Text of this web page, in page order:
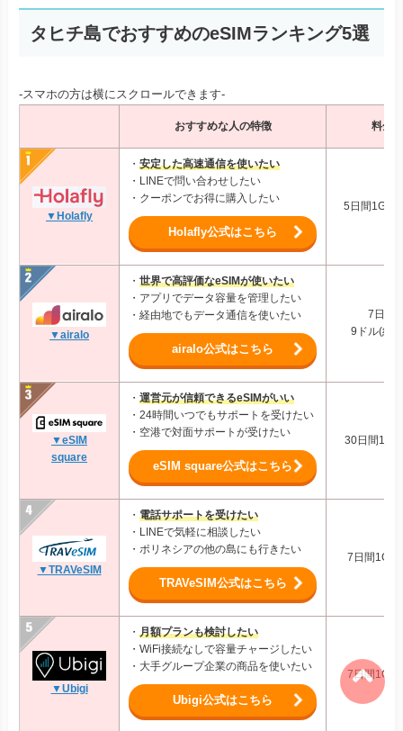
タヒチ島でおすすめのeSIMランキング5選
-スマホの方は横にスクロールできます-
おすすめな人の特徴 料金
▼Holafly
・ 安定した高速通信を使いたい
・LINEで問い合わせしたい
・クーポンでお得に購入したい
Holafly公式はこちら
5日間1GB
▼airalo
・ 世界で高評価なeSIMが使いたい
・アプリでデータ容量を管理したい
・経由地でもデータ通信を使いたい
airalo公式はこちら
7日間
9ドル(約
▼eSIM
square
・ 運営元が信頼できるeSIMがいい
・24時間いつでもサポートを受けたい
・空港で対面サポートが受けたい
eSIM square公式はこちら
30日間
▼TRAVeSIM
・ 電話サポートを受けたい
・LINEで気軽に相談したい
・ポリネシアの他の島にも行きたい
TRAVeSIM公式はこちら
7日間
▼Ubigi
・ 月額プランも検討したい
・WiFi接続なしで容量チャージしたい
・大手グループ企業の商品を使いたい
Ubigi公式はこちら
7日間